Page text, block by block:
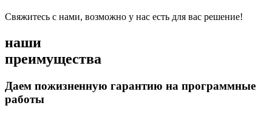
Свяжитесь с нами, возможно у нас есть для вас решение!
наши
преимущества
Даем пожизненную гарантию на программные
работы